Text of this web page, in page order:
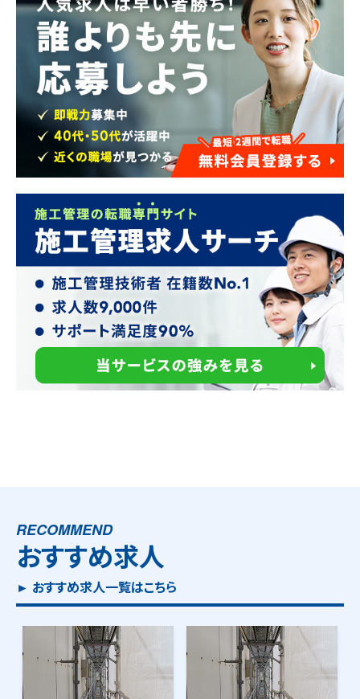
RECOMMEND
おすすめ求人
► おすすめ求人一覧はこちら